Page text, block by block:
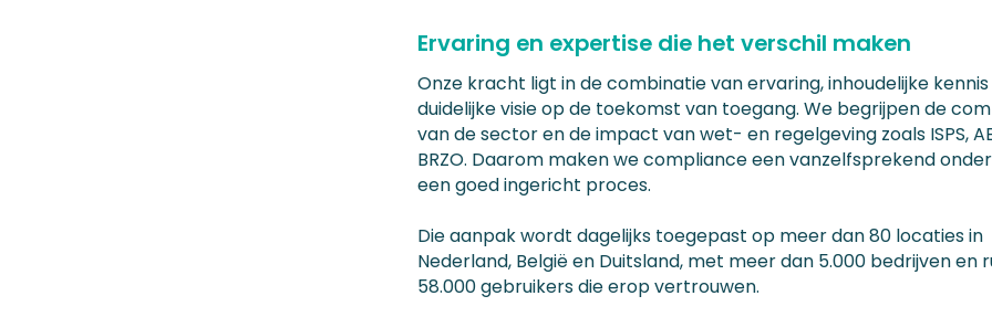
Ervaring en expertise die het verschil maken
Onze kracht ligt in de combinatie van ervaring, inhoudelijke
duidelijke visie op de toekomst van toegang. We begrijpen de
van de sector en de impact van wet- en regelgeving zoals ISPS,
BRZO. Daarom maken we compliance een vanzelfsprekend
een goed ingericht proces.
Die aanpak wordt dagelijks toegepast op meer dan 80 locaties in
Nederland, België en Duitsland, met meer dan 5.000 bedrijven en
58.000 gebruikers die erop vertrouwen.